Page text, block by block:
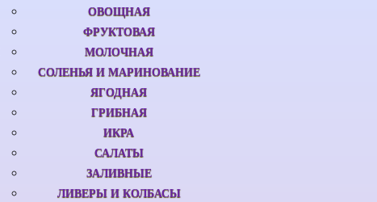
ОВОЩНАЯ
ФРУКТОВАЯ
МОЛОЧНАЯ
СОЛЕНЬЯ И МАРИНОВАНИЕ
ЯГОДНАЯ
ГРИБНАЯ
ИКРА
САЛАТЫ
ЗАЛИВНЫЕ
ЛИВЕРЫ И КОЛБАСЫ